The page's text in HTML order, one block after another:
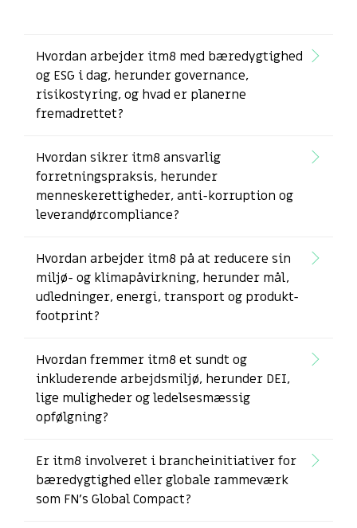
Hvordan arbejder itm8 med bæredygtighed
og ESG i dag, herunder governance,
risikostyring, og hvad er planerne
fremadrettet?
Hvordan sikrer itm8 ansvarlig
forretningspraksis, herunder
menneskerettigheder, anti-korruption og
leverandørcompliance?
Hvordan arbejder itm8 på at reducere sin
miljø- og klima­påvirkning, herunder mål,
udledninger, energi, transport og produkt-
footprint?
Hvordan fremmer itm8 et sundt og
inkluderende arbejdsmiljø, herunder DEI,
lige muligheder og ledelsesmæssig
opfølgning?
Er itm8 involveret i brancheinitiativer for
bæredygtighed eller globale rammeværk
som FN’s Global Compact?